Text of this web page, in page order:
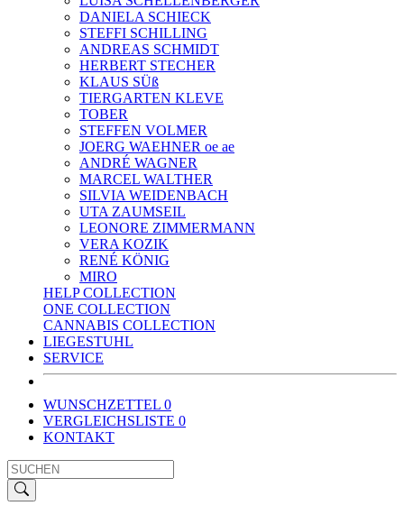
DANIELA SCHIECK
STEFFI SCHILLING
ANDREAS SCHMIDT
HERBERT STECHER
KLAUS SÜß
TIERGARTEN KLEVE
TOBER
STEFFEN VOLMER
JOERG WAEHNER oe ae
ANDRÉ WAGNER
MARCEL WALTHER
SILVIA WEIDENBACH
UTA ZAUMSEIL
LEONORE ZIMMERMANN
VERA KOZIK
RENÉ KÖNIG
MIRO
HELP COLLECTION
ONE COLLECTION
CANNABIS COLLECTION
LIEGESTUHL
SERVICE
WUNSCHZETTEL 0
VERGLEICHSLISTE 0
KONTAKT